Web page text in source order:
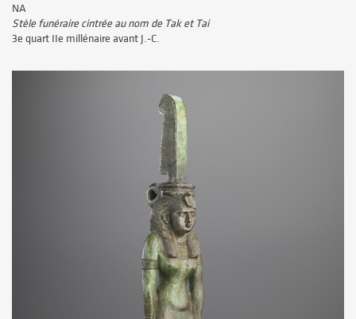
NA
Stèle funéraire cintrée au nom de Tak et Tai
3e quart IIe millénaire avant J.-C.